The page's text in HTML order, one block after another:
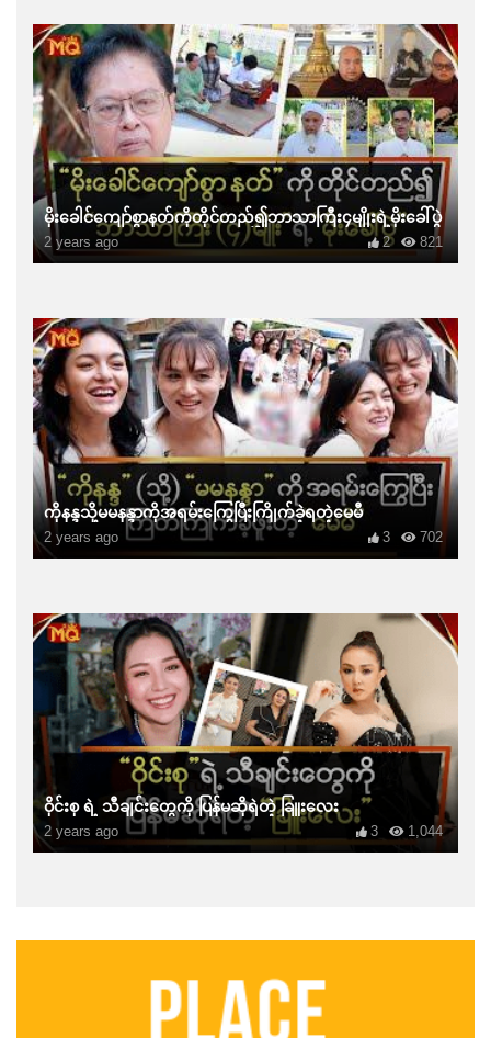
မိုးခေါင်ကျော်စွာနတ်ကိုတိုင်တည်၍ဘာသာကြီး၄မျိုးရဲ့မိုးခေါ်ပွဲ
2 years ago 821
2
ကိုနန္ဒသို့မမနန္ဒာကိုအရမ်းကြွေပြီးကြိုက်ခဲ့ရတဲ့မေမီ
2 years ago 702
3
ဝိုင်းစု ရဲ့ သီချင်းတွေကို ပြန်မဆိုရဲတဲ့ ခြူးလေး
2 years ago 1,044
3